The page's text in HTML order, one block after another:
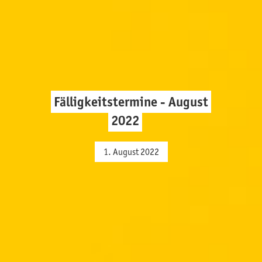
Fälligkeitstermine - August
2022
1. August 2022